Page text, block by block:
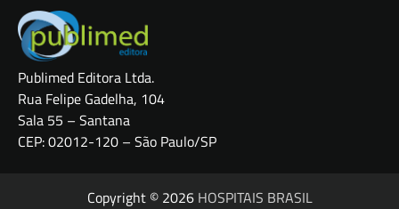
Publimed Editora Ltda.
Rua Felipe Gadelha, 104
Sala 55 – Santana
CEP: 02012-120 – São Paulo/SP
Copyright © 2026 HOSPITAIS BRASIL